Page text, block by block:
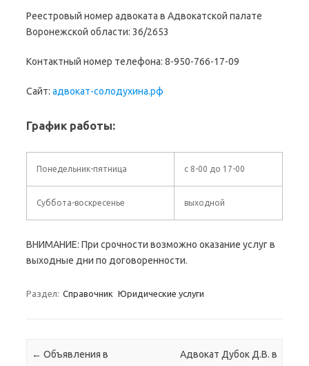
Реестровый номер адвоката в Адвокатской палате
Воронежской области: 36/2653
Контактный номер телефона: 8-950-766-17-09
Сайт: адвокат-солодухина.рф
График работы:
Понедельник-пятница с 8-00 до 17-00
Суббота-воскресенье выходной
ВНИМАНИЕ: При срочности возможно оказание услуг в
выходные дни по договоренности.
Раздел: Справочник Юридические услуги
Навигация по записям
← Объявления в
Адвокат Дубок Д.В. в